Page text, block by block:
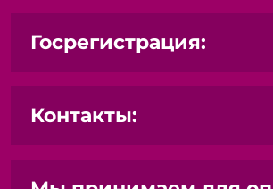
Госрегистрация:
Контакты: